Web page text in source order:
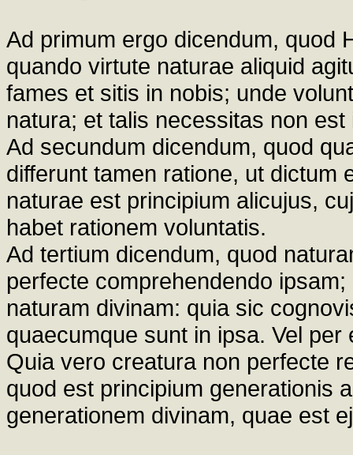
Ad primum ergo dicendum, quod
quando virtute naturae aliquid
fames et sitis in nobis; unde
natura; et talis necessitas non est
Ad secundum dicendum, quod
differunt tamen ratione, ut dictum
naturae est principium alicujus,
habet rationem voluntatis.
Ad tertium dicendum, quod
perfecte comprehendendo
naturam divinam: quia sic
quaecumque sunt in ipsa. Vel
Quia vero creatura non perfecte
quod est principium generationis
generationem divinam, quae est